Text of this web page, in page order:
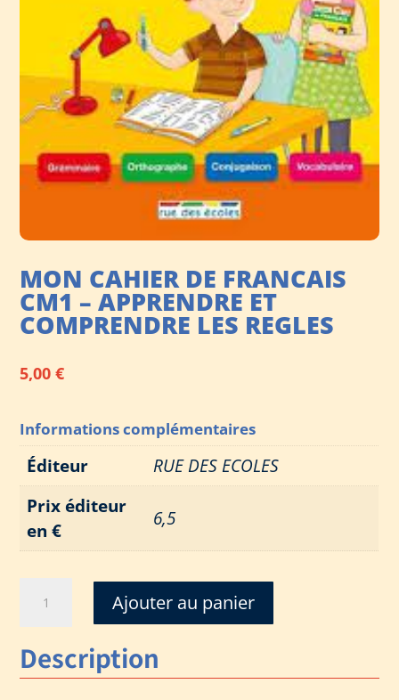
MON CAHIER DE FRANCAIS
CM1 – APPRENDRE ET
COMPRENDRE LES REGLES
5,00€
Informations complémentaires
Éditeur
RUE DES ECOLES
Prix éditeur
en €
6,5
MON
CAHIER
DE
Ajouter au panier
Description